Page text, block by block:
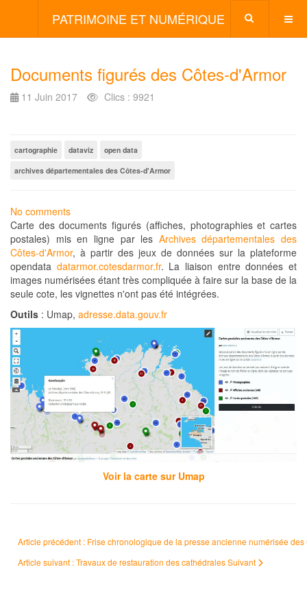
PATRIMOINE ET NUMÉRIQUE
Documents figurés des Côtes-d'Armor
11 Juin 2017 Clics : 9921
cartographie dataviz
open data
archives départementales des Côtes-d'Armor
No comments
Carte des documents figurés (affiches, photographies et cartes
postales) mis en ligne par les Archives départementales des
Côtes-d'Armor, à partir des jeux de données sur la plateforme
opendata datarmor.cotesdarmor.fr. La liaison entre données et
images numérisées étant très compliquée à faire sur la base de la
seule cote, les vignettes n'ont pas été intégrées.
Outils : Umap, adresse.data.gouv.fr
Voir la carte sur Umap
Article précédent : Frise chronologique de la presse ancienne numérisée
Article suivant : Travaux de restauration des cathédralesSuivant